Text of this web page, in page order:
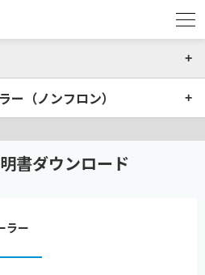
ー（ノンフロン）
書ダウンロード
ラー